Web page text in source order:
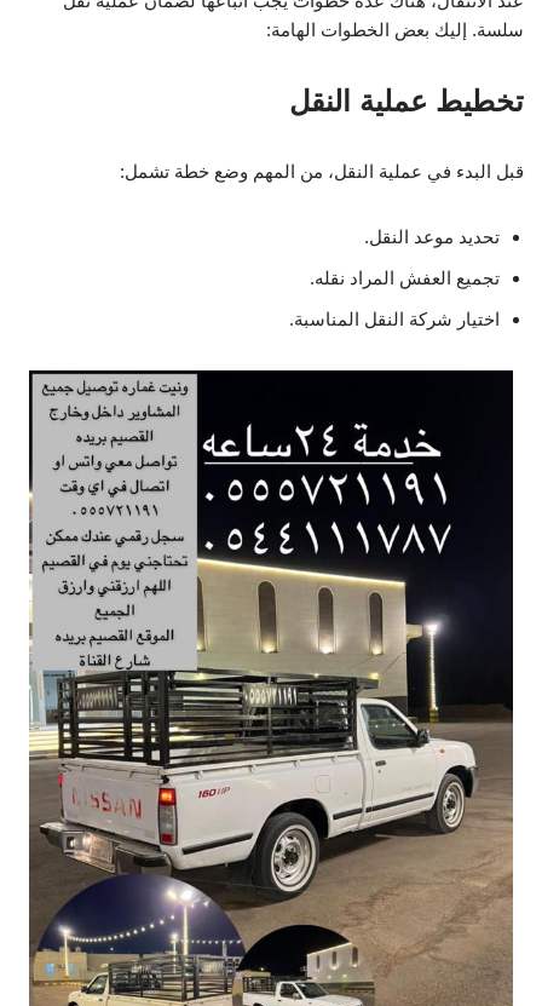
سلسة. إليك بعض الخطوات الهامة:
تخطيط عملية النقل
قبل البدء في عملية النقل، من المهم وضع خطة تشمل:
تحديد موعد النقل.
تجميع العفش المراد نقله.
اختيار شركة النقل المناسبة.